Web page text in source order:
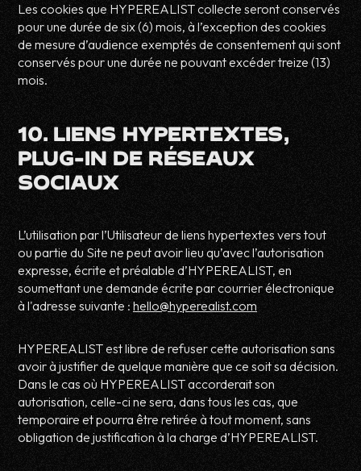
Les cookies que HYPEREALIST collecte seront conservés
pour une durée de six (6) mois, à l’exception des cookies
de mesure d’audience exemptés de consentement qui sont
conservés pour une durée ne pouvant excéder treize (13)
mois.
10. LIENS HYPERTEXTES,
PLUG-IN DE RÉSEAUX
SOCIAUX
L’utilisation par l’Utilisateur de liens hypertextes vers tout
ou partie du Site ne peut avoir lieu qu’avec l’autorisation
expresse, écrite et préalable d’HYPEREALIST, en
soumettant une demande écrite par courrier électronique
à l'adresse suivante :hello@hyperealist.com
HYPEREALIST est libre de refuser cette autorisation sans
avoir à justifier de quelque manière que ce soit sa décision.
Dans le cas où HYPEREALIST accorderait son
autorisation, celle-ci ne sera, dans tous les cas, que
temporaire et pourra être retirée à tout moment, sans
obligation de justification à la charge d’HYPEREALIST.